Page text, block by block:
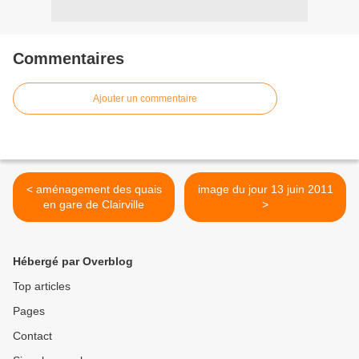
Commentaires
Ajouter un commentaire
< aménagement des quais
en gare de Clairville
image du jour 13 juin 2011
>
Hébergé par Overblog
Top articles
Pages
Contact